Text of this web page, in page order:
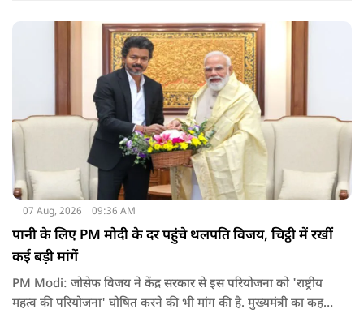
07 Aug, 2026 09:36 AM
पानी के लिए PM मोदी के दर पहुंचे थलपति विजय, चिट्ठी में रखीं
कई बड़ी मांगें
PM Modi: जोसेफ विजय ने केंद्र सरकार से इस परियोजना को 'राष्ट्रीय
महत्व की परियोजना' घोषित करने की भी मांग की है. मुख्यमंत्री का कहना